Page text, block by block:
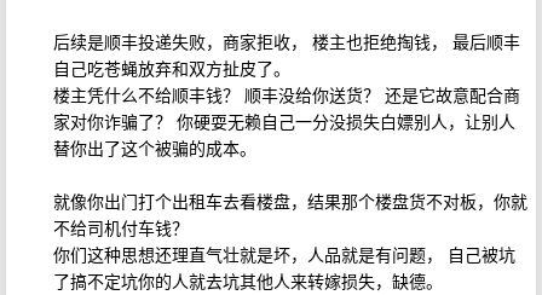
后续是顺丰投递失败，商家拒收， 楼主也拒绝掏钱， 最后顺丰
自己吃苍蝇放弃和双方扯皮了。
楼主凭什么不给顺丰钱？ 顺丰没给你送货？ 还是它故意配合商
家对你诈骗了？ 你硬耍无赖自己一分没损失白嫖别人，让别人
替你出了这个被骗的成本。
就像你出门打个出租车去看楼盘，结果那个楼盘货不对板，你就
不给司机付车钱？
你们这种思想还理直气壮就是坏，人品就是有问题， 自己被坑
了搞不定坑你的人就去坑其他人来转嫁损失，缺德。